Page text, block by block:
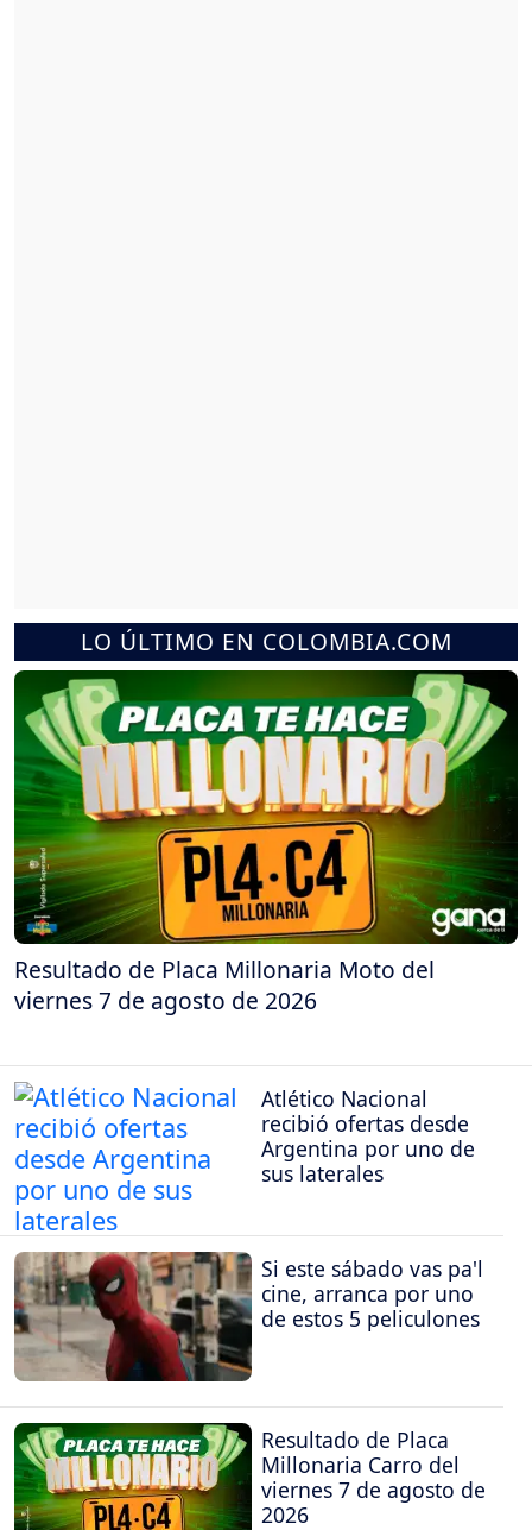
LO ÚLTIMO EN COLOMBIA.COM
Resultado de Placa Millonaria Moto del
viernes 7 de agosto de 2026
Atlético Nacional
recibió ofertas desde
Argentina por uno de
sus laterales
Si este sábado vas pa'l
cine, arranca por uno
de estos 5 peliculones
Resultado de Placa
Millonaria Carro del
viernes 7 de agosto de
2026